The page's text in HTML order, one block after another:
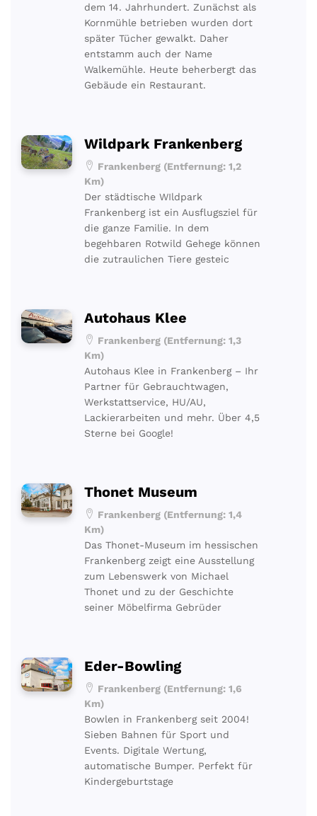
dem 14. Jahrhundert. Zunächst als
Kornmühle betrieben wurden dort
später Tücher gewalkt. Daher
entstamm auch der Name
Walkemühle. Heute beherbergt das
Gebäude ein Restaurant.
Wildpark Frankenberg
Frankenberg (Entfernung: 1,2
Km)
Der städtische WIldpark
Frankenberg ist ein Ausflugsziel für
die ganze Familie. In dem
begehbaren Rotwild Gehege können
die zutraulichen Tiere gesteic
Autohaus Klee
Frankenberg (Entfernung: 1,3
Km)
Autohaus Klee in Frankenberg – Ihr
Partner für Gebrauchtwagen,
Werkstattservice, HU/AU,
Lackierarbeiten und mehr. Über 4,5
Sterne bei Google!
Thonet Museum
Frankenberg (Entfernung: 1,4
Km)
Das Thonet-Museum im hessischen
Frankenberg zeigt eine Ausstellung
zum Lebenswerk von Michael
Thonet und zu der Geschichte
seiner Möbelfirma Gebrüder
Eder-Bowling
Frankenberg (Entfernung: 1,6
Km)
Bowlen in Frankenberg seit 2004!
Sieben Bahnen für Sport und
Events. Digitale Wertung,
automatische Bumper. Perfekt für
Kindergeburtstage